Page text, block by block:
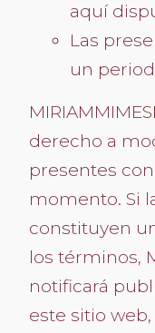
aquí
Las
un
derecho a
presentes
momento. Si
constituyen
los términos,
notificará
este sitio